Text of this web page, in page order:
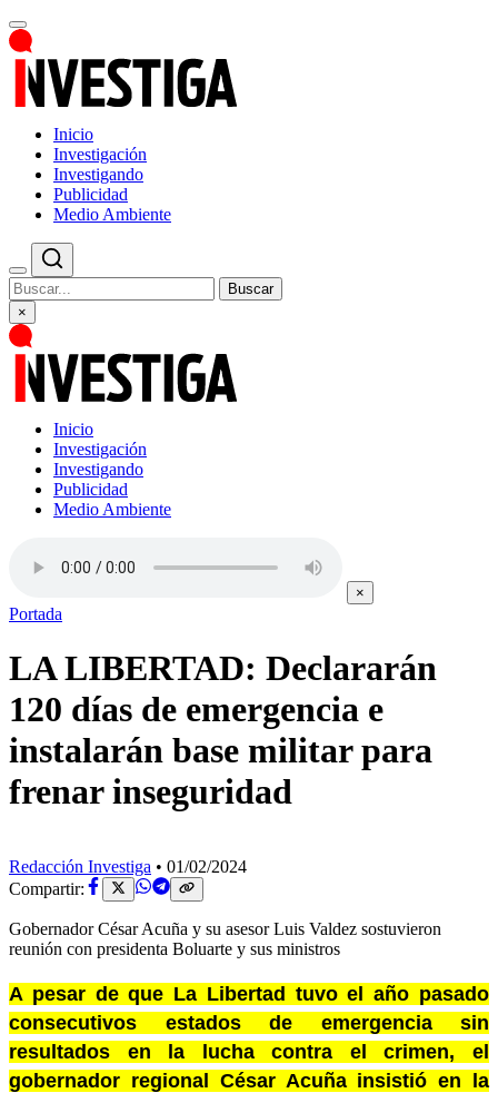
Inicio
Investigación
Investigando
Publicidad
Medio Ambiente
Buscar
×
Inicio
Investigación
Investigando
Publicidad
Medio Ambiente
×
Portada
LA LIBERTAD: Declararán
120 días de emergencia e
instalarán base militar para
frenar inseguridad
Redacción Investiga • 01/02/2024
Compartir:
Gobernador César Acuña y su asesor Luis Valdez sostuvieron
reunión con presidenta Boluarte y sus ministros
A pesar de que La Libertad tuvo el año pasado
consecutivos estados de emergencia sin
resultados en la lucha contra el crimen, el
gobernador regional César Acuña insistió en la